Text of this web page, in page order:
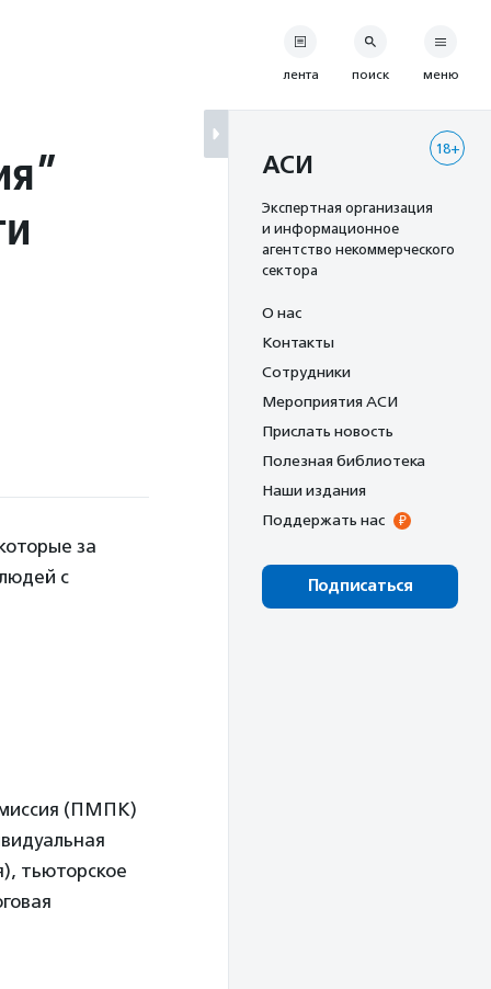
за
с
(ПМПК)
тьюторское
лента поиск меню
18+
АСИ
Экспертная организация
и информационное
агентство некоммерческого
сектора
О нас
Контакты
Сотрудники
Мероприятия АСИ
Прислать новость
Полезная библиотека
Наши издания
Поддержать нас
Подписаться